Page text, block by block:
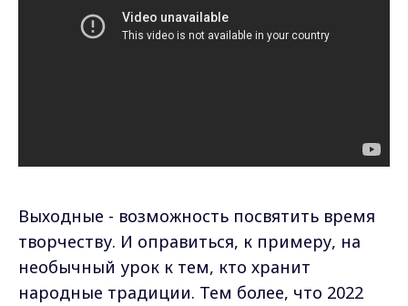
Выходные - возможность посвятить время
творчеству. И оправиться, к примеру, на
необычный урок к тем, кто хранит
народные традиции. Тем более, что 2022